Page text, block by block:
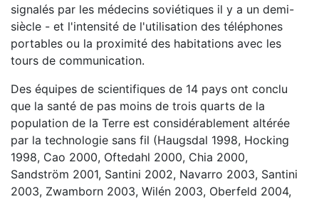
signalés par les médecins soviétiques il y a un demi-
siècle - et l'intensité de l'utilisation des téléphones
portables ou la proximité des habitations avec les
tours de communication.
Des équipes de scientifiques de 14 pays ont conclu
que la santé de pas moins de trois quarts de la
population de la Terre est considérablement altérée
par la technologie sans fil (Haugsdal 1998, Hocking
1998, Cao 2000, Oftedahl 2000, Chia 2000,
Sandström 2001, Santini 2002, Navarro 2003, Santini
2003, Zwamborn 2003, Wilén 2003, Oberfeld 2004,